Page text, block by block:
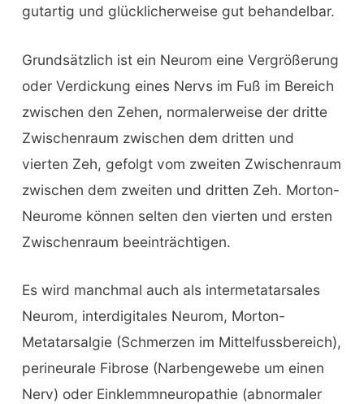
gutartig und glücklicherweise gut behandelbar.
Grundsätzlich ist ein Neurom eine Vergrößerung
oder Verdickung eines Nervs im Fuß im Bereich
zwischen den Zehen, normalerweise der dritte
Zwischenraum zwischen dem dritten und
vierten Zeh, gefolgt vom zweiten Zwischenraum
zwischen dem zweiten und dritten Zeh. Morton-
Neurome können selten den vierten und ersten
Zwischenraum beeinträchtigen.
Es wird manchmal auch als intermetatarsales
Neurom, interdigitales Neurom, Morton-
Metatarsalgie (Schmerzen im Mittelfussbereich),
perineurale Fibrose (Narbengewebe um einen
Nerv) oder Einklemmneuropathie (abnormaler